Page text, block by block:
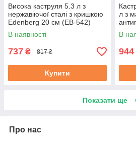
Висока каструля 5.3 л з
нержавіючої сталі з кришкою
Edenberg 20 см (EB-542)
В наявності
737 ₴ 817 ₴
Купити
л з
В
944
Показати ще
Про нас